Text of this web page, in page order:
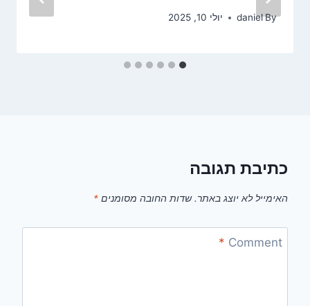
By
daniel יולי 10, 2025
כתיבת תגובה
האימייל לא יוצג באתר. שדות החובה מסומנים *
Comment
*